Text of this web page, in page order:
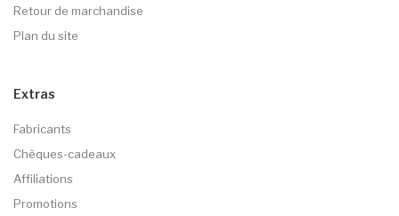
Retour de marchandise
Plan du site
Extras
Fabricants
Chèques-cadeaux
Affiliations
Promotions